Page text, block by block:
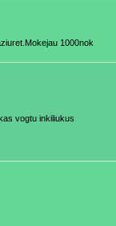
1000nok
vogtu inkiliukus